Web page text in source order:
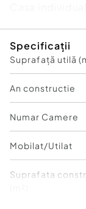
Casa
mp Mansarda
Suprafata
Front stradal:
Curte foarte
parcare
Spatii mari,
Specificații
Suprafață utilă
An constructie
Numar Camere
Mobilat/Utilat
Suprafata